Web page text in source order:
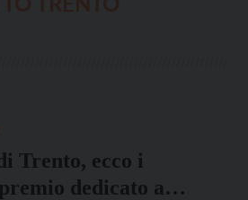
Trento, ecco i
dedicato a